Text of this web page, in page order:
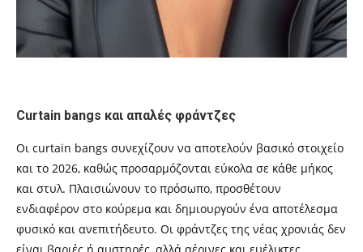
Curtain bangs και απαλές φράντζες
Οι curtain bangs συνεχίζουν να αποτελούν βασικό στοιχείο
και το 2026, καθώς προσαρμόζονται εύκολα σε κάθε μήκος
και στυλ. Πλαισιώνουν το πρόσωπο, προσθέτουν
ενδιαφέρον στο κούρεμα και δημιουργούν ένα αποτέλεσμα
φυσικό και ανεπιτήδευτο. Οι φράντζες της νέας χρονιάς δεν